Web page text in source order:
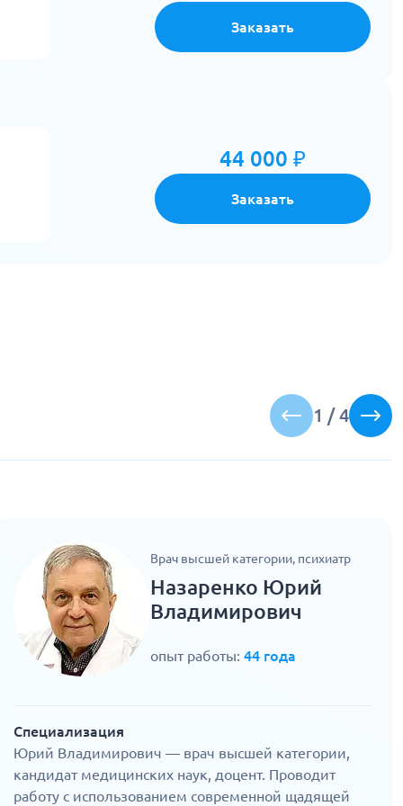
Заказать
44 000 ₽
Заказать
1 /4
Врач высшей категории, психиатр
Назаренко Юрий
Владимирович
опыт работы: 44 года
Специализация
Юрий Владимирович — врач высшей категории,
кандидат медицинских наук, доцент. Проводит
работу с использованием современной щадящей